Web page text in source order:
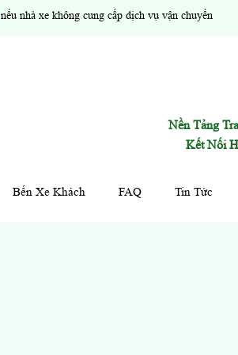
nếu nhà xe không cung cấp dịch vụ vận chuyển
Nền Tảng
Kết Nối
Bến Xe Khách FAQ Tin Tức